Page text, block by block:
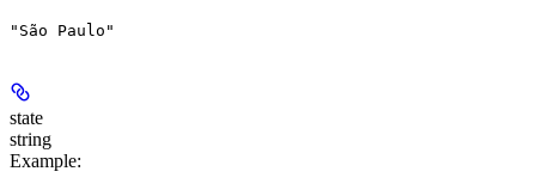
"São Paulo"
state
string
Example: